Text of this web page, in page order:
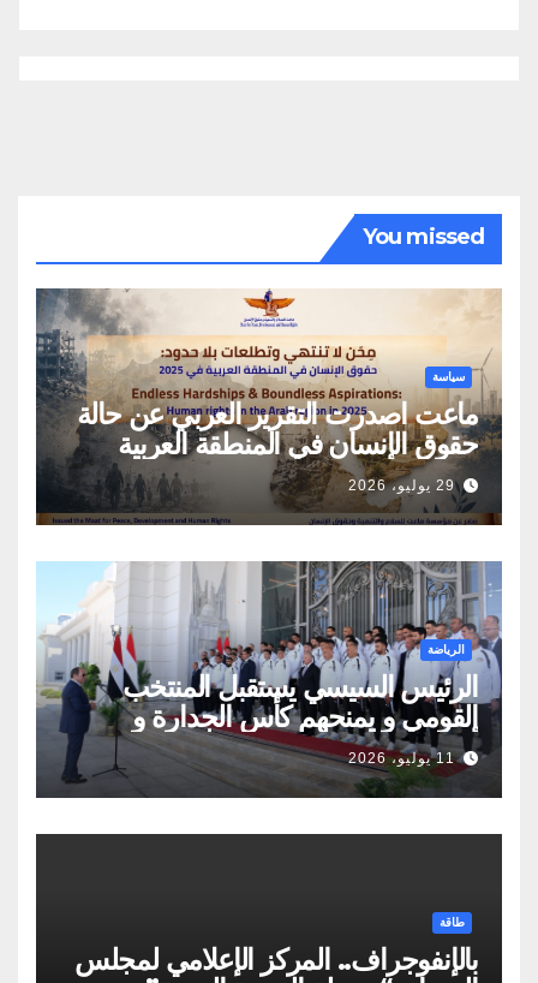
You missed
سياسة
ماعت اصدرت التقرير العربي عن حالة
حقوق الإنسان في المنطقة العربية
29 يوليو، 2026
الرياضة
الرئيس السيسي يستقبل المنتخب
القومي و يمنحهم كأس الجدارة و
أوسمة تكريمية
11 يوليو، 2026
طاقة
بالإنفوجراف.. المركز الإعلامي لمجلس